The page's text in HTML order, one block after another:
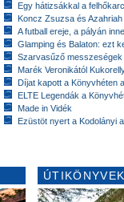
Egy hátizsákkal a
Koncz Zsuzsa és
A futball ereje, a pályán
Glamping és Balaton: ezt
Szarvasűző messzeségek
Marék Veronikától
Díjat kapott a Könyvhéten
ELTE Legendák a
Made in Vidék
Ezüstöt nyert a Kodolányi